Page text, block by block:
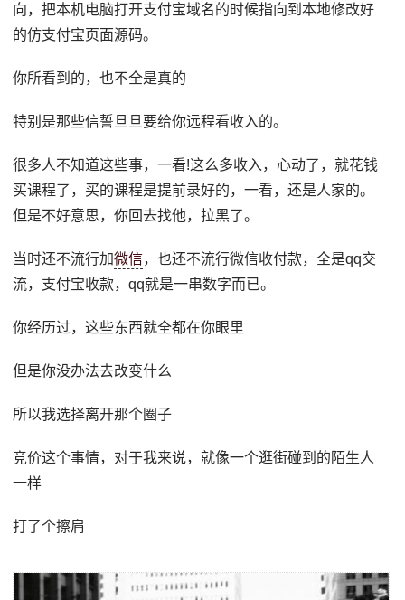
向，把本机电脑打开支付宝域名的时候指向到本地修改好
的仿支付宝页面源码。
你所看到的，也不全是真的
特别是那些信誓旦旦要给你远程看收入的。
很多人不知道这些事，一看!这么多收入，心动了，就花钱
买课程了，买的课程是提前录好的，一看，还是人家的。
但是不好意思，你回去找他，拉黑了。
当时还不流行加微信，也还不流行微信收付款，全是qq交
流，支付宝收款，qq就是一串数字而已。
你经历过，这些东西就全都在你眼里
但是你没办法去改变什么
所以我选择离开那个圈子
竞价这个事情，对于我来说，就像一个逛街碰到的陌生人
一样
打了个擦肩